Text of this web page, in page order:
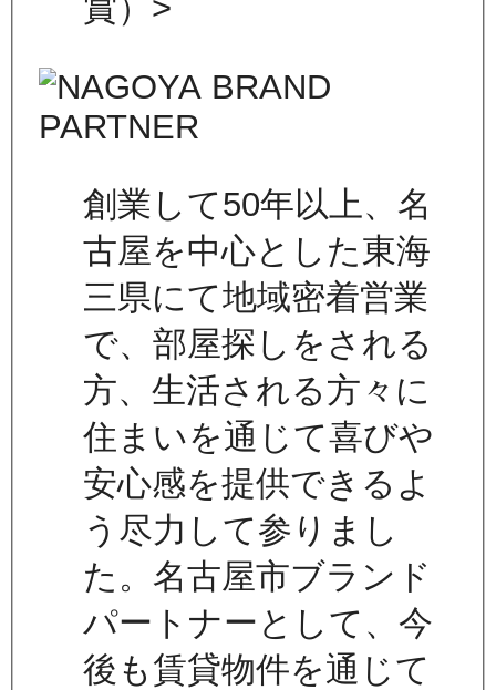
賞）>
創業して50年以上、名
古屋を中心とした東海
三県にて地域密着営業
で、部屋探しをされる
方、生活される方々に
住まいを通じて喜びや
安心感を提供できるよ
う尽力して参りまし
た。名古屋市ブランド
パートナーとして、今
後も賃貸物件を通じて